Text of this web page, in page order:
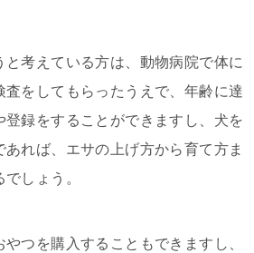
と考えている方は、動物病院で体に
をしてもらったうえで、年齢に達
登録をすることができますし、犬を
れば、エサの上げ方から育て方ま
しょう。
つを購入することもできますし、